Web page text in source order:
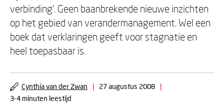
verbinding'. Geen baanbrekende nieuwe inzichten
op het gebied van verandermanagement. Wel een
boek dat verklaringen geeft voor stagnatie en
heel toepasbaar is.
Cynthia van der Zwan | 27 augustus 2008
|
3-4 minuten leestijd